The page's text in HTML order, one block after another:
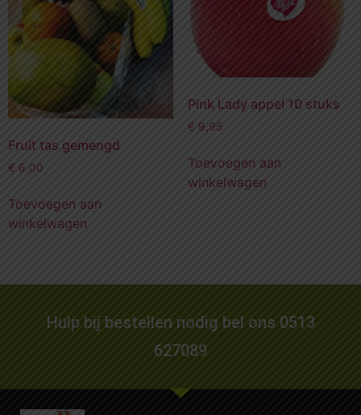
Fruit tas gemengd
€ 6,00
Toevoegen aan
winkelwagen
Pink Lady appel 10 stuks
€ 9,95
Toevoegen aan
winkelwagen
Hulp bij bestellen nodig bel ons 0513
627089